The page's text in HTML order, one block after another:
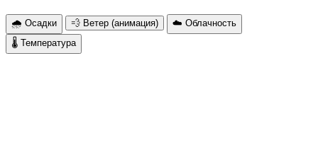
🌧 Осадки 💨 Ветер (анимация)
☁️ Облачность
🌡 Температура